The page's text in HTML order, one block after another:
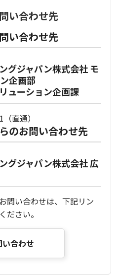
い合わせ先
い合わせ先
グジャパン株式会社 モ
企画部
ューション企画課
直通）
のお問い合わせ先
グジャパン株式会社 広
問い合わせは、下記リン
ださい。
い合わせ